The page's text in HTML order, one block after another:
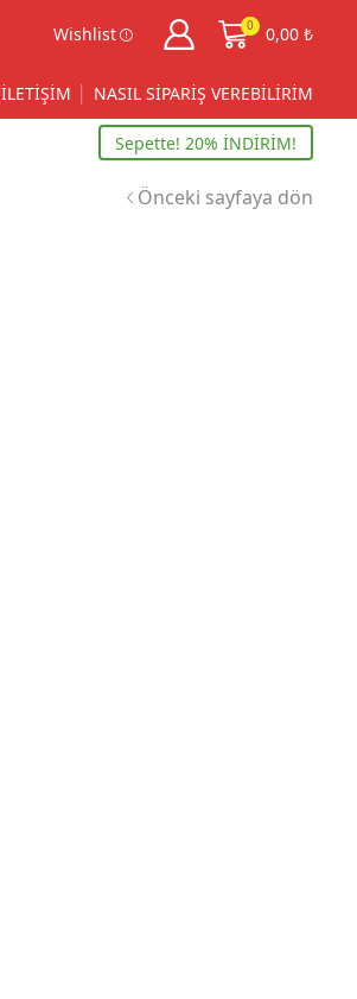
Wishlist 0 0,00 ₺
İLETİŞİM NASIL SİPARİŞ VEREBİLİRİM
Sepette! 20% İNDİRİM!
Önceki sayfaya dön